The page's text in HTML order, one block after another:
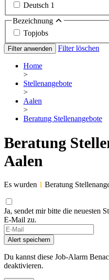
Deutsch 1
Bezeichnung
Topjobs
Filter anwenden Filter löschen
Home
>
Stellenangebote
>
Aalen
>
Beratung Stellenangebote
Beratung
Aalen
Es wurden 1 Beratung
Ja, sendet mir bitte die neuesten
E-Mail zu.
Alert speichern
Du kannst diese Job-Alarm
deaktivieren.